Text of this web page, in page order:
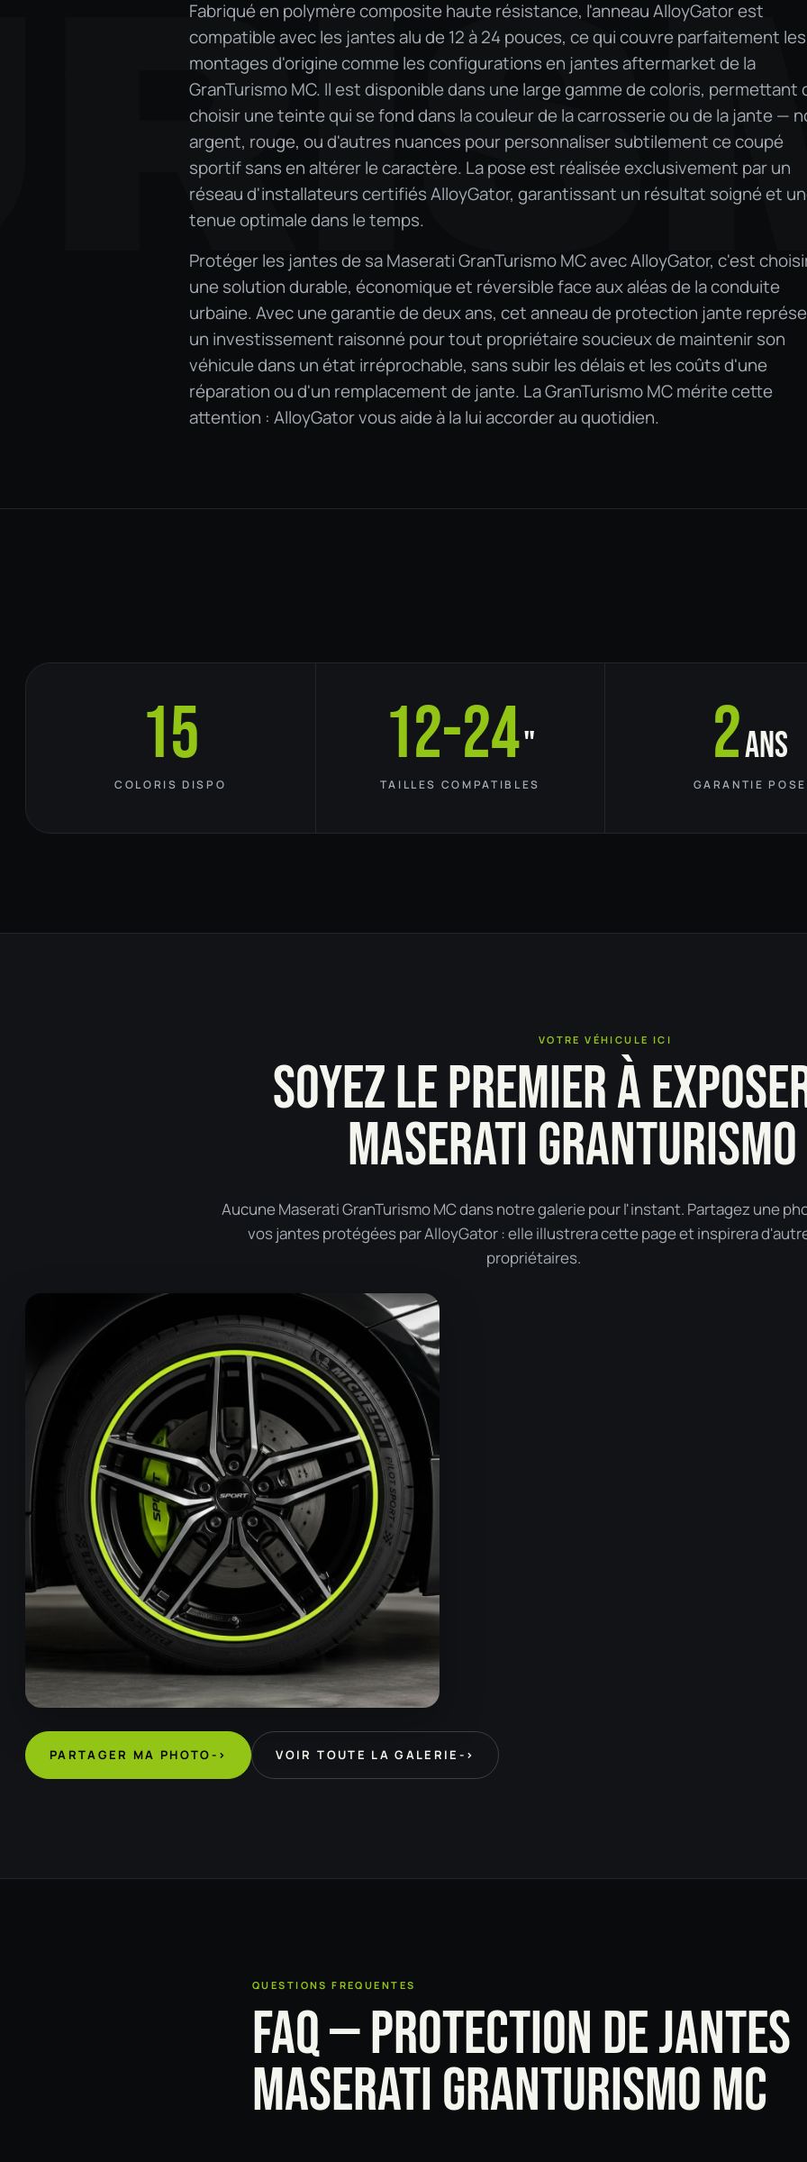
Fabriqué en polymère composite haute résistance, l'anneau AlloyGator est
compatible avec les jantes alu de 12 à 24 pouces, ce qui couvre parfaitement les
montages d'origine comme les configurations en jantes aftermarket de la
GranTurismo MC. Il est disponible dans une large gamme de coloris, permettant
choisir une teinte qui se fond dans la couleur de la carrosserie ou de la jante —
argent, rouge, ou d'autres nuances pour personnaliser subtilement ce coupé
sportif sans en altérer le caractère. La pose est réalisée exclusivement par un
réseau d'installateurs certifiés AlloyGator, garantissant un résultat soigné et
tenue optimale dans le temps.
Protéger les jantes de sa Maserati GranTurismo MC avec AlloyGator, c'est
une solution durable, économique et réversible face aux aléas de la conduite
urbaine. Avec une garantie de deux ans, cet anneau de protection jante
un investissement raisonné pour tout propriétaire soucieux de maintenir son
véhicule dans un état irréprochable, sans subir les délais et les coûts d'une
réparation ou d'un remplacement de jante. La GranTurismo MC mérite cette
attention : AlloyGator vous aide à la lui accorder au quotidien.
15
COLORIS DISPO
12-24"
TAILLES COMPATIBLES
2ans
GARANTIE POSE
VOTRE VÉHICULE ICI
SOYEZ LE PREMIER À
MASERATI
Aucune Maserati GranTurismo MC dans notre galerie pour l'instant. Partagez une
vos jantes protégées par AlloyGator : elle illustrera cette page et inspirera
propriétaires.
PARTAGER MA PHOTO-> VOIR TOUTE LA GALERIE ->
QUESTIONS FREQUENTES
FAQ — PROTECTION DE JANTES
MASERATI GRANTURISMO MC